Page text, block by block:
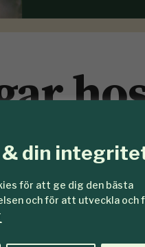
& din
för att ge dig den bästa
och för att utveckla och
för andra gången i